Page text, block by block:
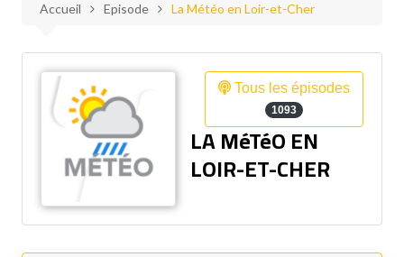
Accueil Episode La Météo en Loir-et-Cher
Tous les épisodes
1093
LA MéTéO EN
LOIR-ET-CHER